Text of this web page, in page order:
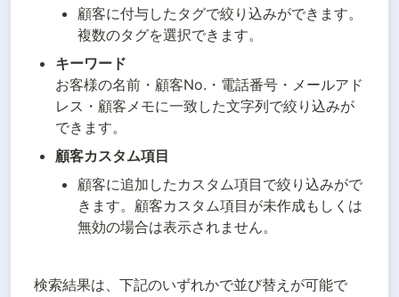
顧客に付与したタグで絞り込みができます。
複数のタグを選択できます。
キーワード
お客様の名前・顧客No.・電話番号・メールアド
レス・顧客メモに一致した文字列で絞り込みが
できます。
顧客カスタム項目
顧客に追加したカスタム項目で絞り込みがで
きます。顧客カスタム項目が未作成もしくは
無効の場合は表示されません。
検索結果は、下記のいずれかで並び替えが可能で